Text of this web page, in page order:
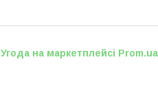
Угода на маркетплейсі Prom.ua